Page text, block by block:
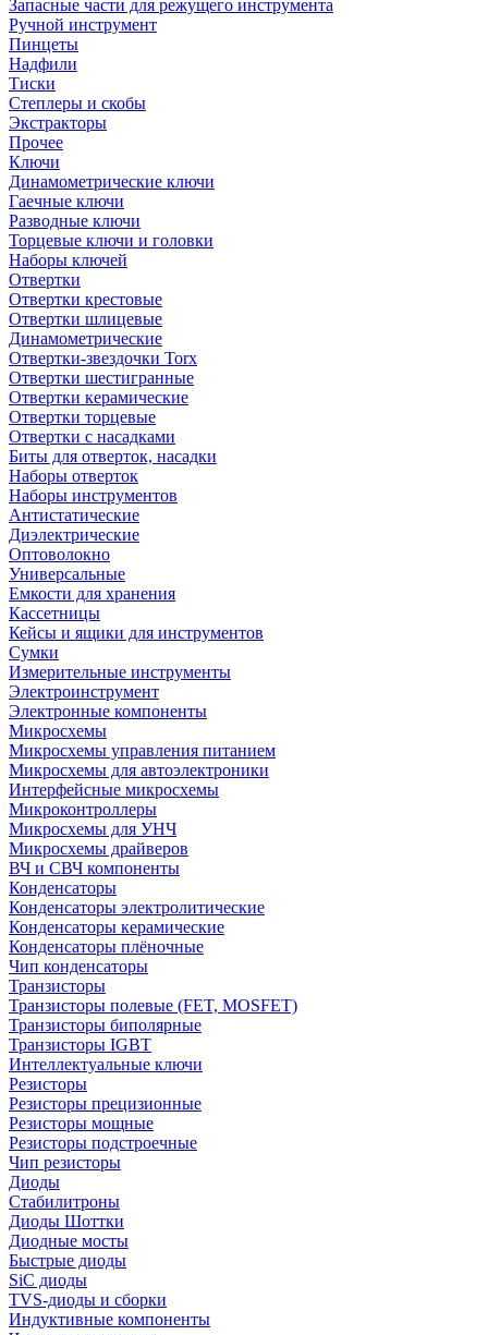
Запасные части для режущего инструмента
Ручной инструмент
Пинцеты
Надфили
Тиски
Степлеры и скобы
Экстракторы
Прочее
Ключи
Динамометрические ключи
Гаечные ключи
Разводные ключи
Торцевые ключи и головки
Наборы ключей
Отвертки
Отвертки крестовые
Отвертки шлицевые
Динамометрические
Отвертки-звездочки Torx
Отвертки шестигранные
Отвертки керамические
Отвертки торцевые
Отвертки с насадками
Биты для отверток, насадки
Наборы отверток
Наборы инструментов
Антистатические
Диэлектрические
Оптоволокно
Универсальные
Емкости для хранения
Кассетницы
Кейсы и ящики для инструментов
Сумки
Измерительные инструменты
Электроинструмент
Электронные компоненты
Микросхемы
Микросхемы управления питанием
Микросхемы для автоэлектроники
Интерфейсные микросхемы
Микроконтроллеры
Микросхемы для УНЧ
Микросхемы драйверов
ВЧ и СВЧ компоненты
Конденсаторы
Конденсаторы электролитические
Конденсаторы керамические
Конденсаторы плёночные
Чип конденсаторы
Транзисторы
Транзисторы полевые (FET, MOSFET)
Транзисторы биполярные
Транзисторы IGBT
Интеллектуальные ключи
Резисторы
Резисторы прецизионные
Резисторы мощные
Резисторы подстроечные
Чип резисторы
Диоды
Стабилитроны
Диоды Шоттки
Диодные мосты
Быстрые диоды
SiC диоды
TVS-диоды и сборки
Индуктивные компоненты